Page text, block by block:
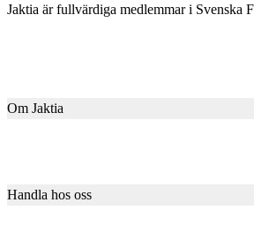
Jaktia är fullvärdiga medlemmar i Svenska
Om Jaktia
Karriär
Handla hos oss